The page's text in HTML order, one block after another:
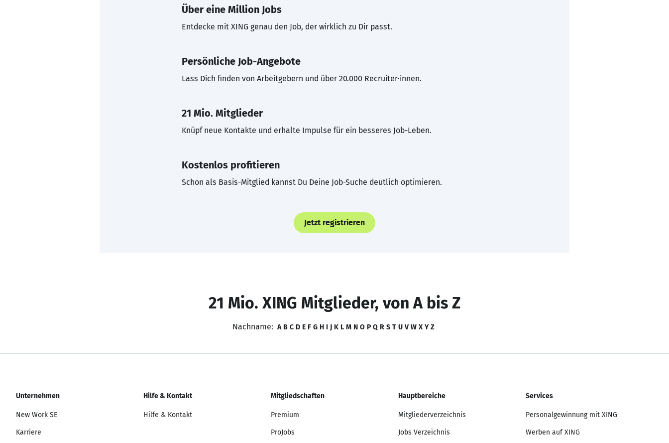
Über eine Million Jobs
Entdecke mit XING genau den Job, der wirklich zu Dir passt.
Persönliche Job-Angebote
Lass Dich finden von Arbeitgebern und über 20.000 Recruiter·innen.
21 Mio. Mitglieder
Knüpf neue Kontakte und erhalte Impulse für ein besseres Job-Leben.
Kostenlos profitieren
Schon als Basis-Mitglied kannst Du Deine Job-Suche deutlich optimieren.
Jetzt registrieren
21 Mio. XING Mitglieder, von A bis Z
Nachname: A B C D E F G H I J K L M N O P Q R S T U V W X Y Z
Unternehmen
New Work SE
Karriere
Hilfe & Kontakt
Hilfe & Kontakt
Mitgliedschaften
Premium
ProJobs
Hauptbereiche
Mitgliederverzeichnis
Jobs Verzeichnis
Services
Personalgewinnung mit XING
Werben auf XING